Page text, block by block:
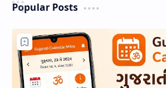
Popular Posts